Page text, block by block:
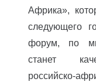
Африка»,
следующего
форум, по
станет
российско-